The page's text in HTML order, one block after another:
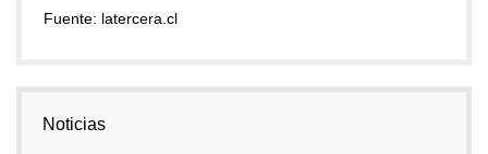
Fuente: latercera.cl
Noticias